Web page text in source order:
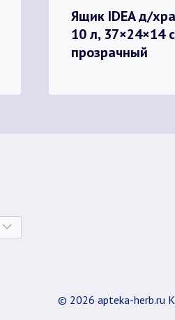
Ящик IDEA д/
10 л, 37×24×14
прозрачный
© 2026 apteka-herb.ru